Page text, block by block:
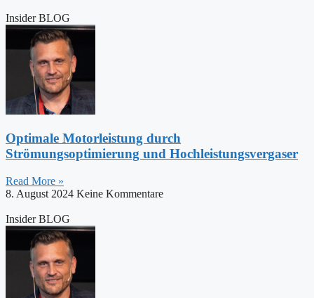
Insider BLOG
Optimale Motorleistung durch
Strömungsoptimierung und Hochleistungsvergaser
Read More »
8. August 2024 Keine Kommentare
Insider BLOG